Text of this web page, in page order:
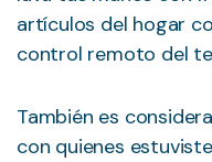
artículos del hogar
control remoto del
También es
con quienes